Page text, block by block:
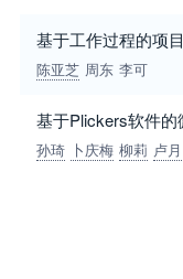
基于工作过程的项
陈亚芝 周东 李可
基于Plickers软件
孙琦 卜庆梅 柳莉 卢月